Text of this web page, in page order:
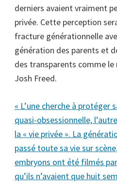
derniers avaient vraiment
privée. Cette perception
fracture générationnelle
génération des parents et
des transparents comme
Josh Freed.
« L’une cherche à protéger
quasi-obsessionnelle,
la « vie privée ». La
passé toute sa vie sur
embryons ont été filmés
qu’ils n’avaient que huit